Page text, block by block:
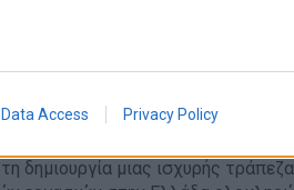
Data Access Privacy Policy
για την
δημιουργία μιας ισχυρής